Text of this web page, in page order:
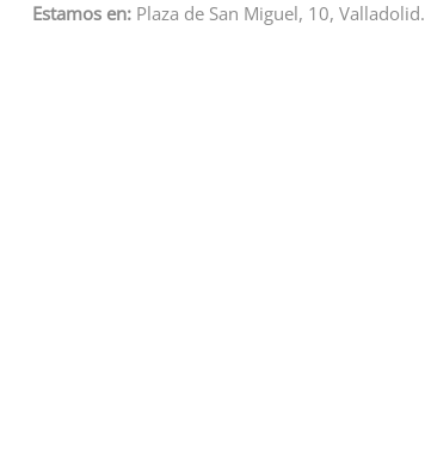
Estamos en: Plaza de San Miguel, 10, Valladolid.